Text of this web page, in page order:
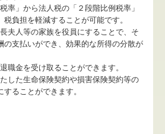
率」から法人税の「２段階比例税率」
負担を軽減することが可能です。
夫人等の家族を役員にすることで、そ
の支払いができ、効果的な所得の分散が
職金を受け取ることができます。
した生命保険契約や損害保険契約等の
ることができます。